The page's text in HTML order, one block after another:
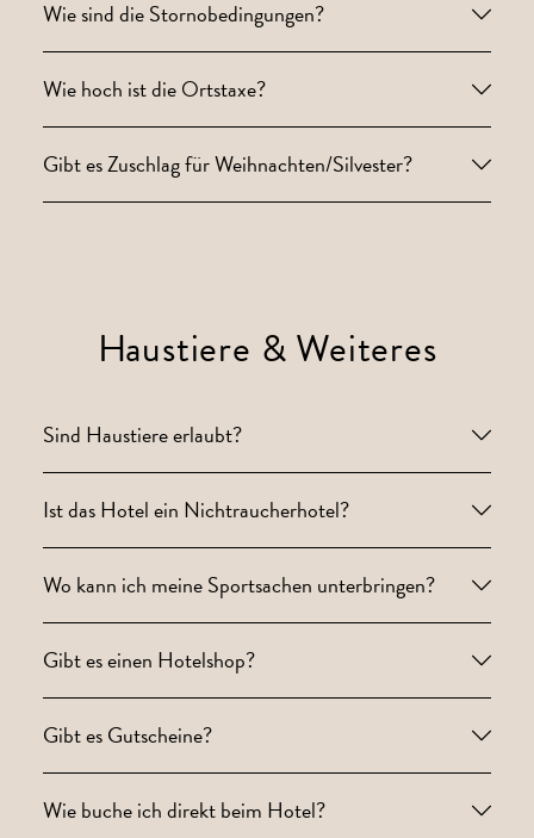
Wie sind die Stornobedingungen?
Wie hoch ist die Ortstaxe?
Gibt es Zuschlag für Weihnachten/Silvester?
Haustiere & Weiteres
Sind Haustiere erlaubt?
Ist das Hotel ein Nichtraucherhotel?
Wo kann ich meine Sportsachen unterbringen?
Gibt es einen Hotelshop?
Gibt es Gutscheine?
Wie buche ich direkt beim Hotel?